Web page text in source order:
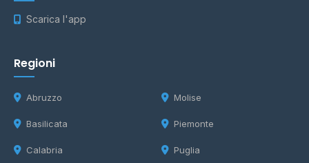
Scarica l'app
Regioni
Abruzzo
Basilicata
Calabria
Molise
Piemonte
Puglia